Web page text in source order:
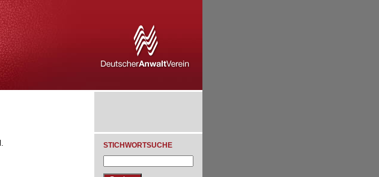
STICHWORTSUCHE